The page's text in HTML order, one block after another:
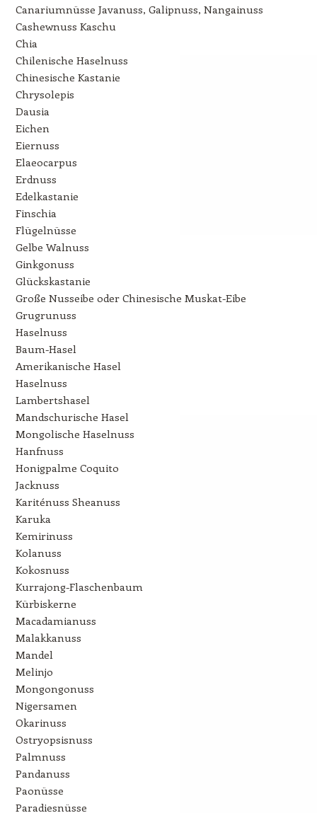
Canariumnüsse Javanuss, Galipnuss, Nangainuss
Cashewnuss Kaschu
Chia
Chilenische Haselnuss
Chinesische Kastanie
Chrysolepis
Dausia
Eichen
Eiernuss
Elaeocarpus
Erdnuss
Edelkastanie
Finschia
Flügelnüsse
Gelbe Walnuss
Ginkgonuss
Glückskastanie
Große Nusseibe oder Chinesische Muskat-Eibe
Grugrunuss
Haselnuss
Baum-Hasel
Amerikanische Hasel
Haselnuss
Lambertshasel
Mandschurische Hasel
Mongolische Haselnuss
Hanfnuss
Honigpalme Coquito
Jacknuss
Kariténuss Sheanuss
Karuka
Kemirinuss
Kolanuss
Kokosnuss
Kurrajong-Flaschenbaum
Kürbiskerne
Macadamianuss
Malakkanuss
Mandel
Melinjo
Mongongonuss
Nigersamen
Okarinuss
Ostryopsisnuss
Palmnuss
Pandanuss
Paonüsse
Paradiesnüsse